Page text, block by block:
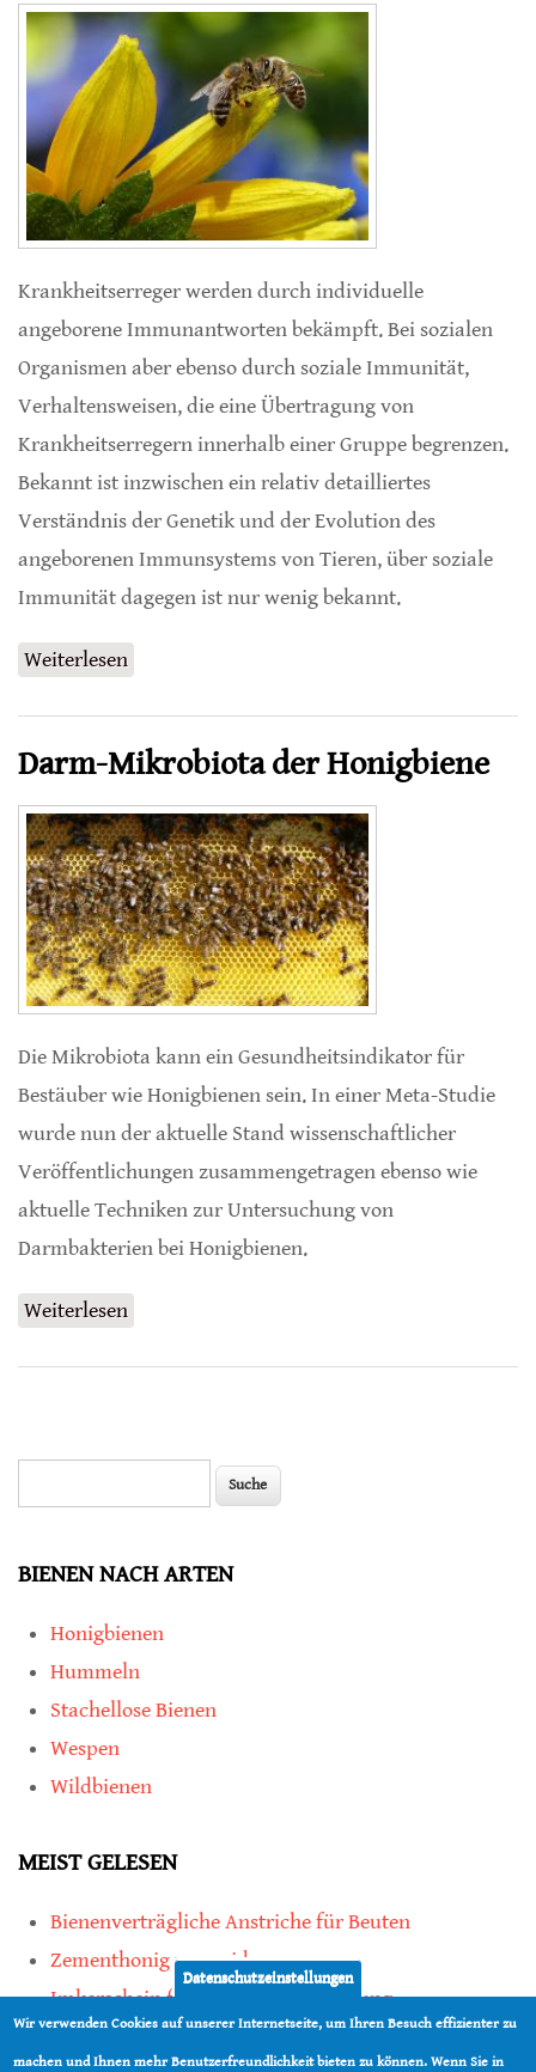
Krankheitserreger werden durch individuelle
angeborene Immunantworten bekämpft. Bei sozialen
Organismen aber ebenso durch soziale Immunität,
Verhaltensweisen, die eine Übertragung von
Krankheitserregern innerhalb einer Gruppe begrenzen.
Bekannt ist inzwischen ein relativ detailliertes
Verständnis der Genetik und der Evolution des
angeborenen Immunsystems von Tieren, über soziale
Immunität dagegen ist nur wenig bekannt.
Weiterlesen
Darm-Mikrobiota der Honigbiene
Die Mikrobiota kann ein Gesundheitsindikator für
Bestäuber wie Honigbienen sein. In einer Meta-Studie
wurde nun der aktuelle Stand wissenschaftlicher
Veröffentlichungen zusammengetragen ebenso wie
aktuelle Techniken zur Untersuchung von
Darmbakterien bei Honigbienen.
Weiterlesen
BIENEN NACH ARTEN
Honigbienen
Hummeln
Stachellose Bienen
Wespen
Wildbienen
MEIST GELESEN
Bienenverträgliche Anstriche für Beuten
Zementhonig vermeiden
Imkerschein für Honigbienen-Haltung
Kauf von Mittelwänden ist Vertrauenssache
Datenschutzeinstellungen
Wir verwenden Cookies auf unserer Internetseite, um Ihren Besuch effizienter zu
machen und Ihnen mehr Benutzerfreundlichkeit bieten zu können. Wenn Sie in